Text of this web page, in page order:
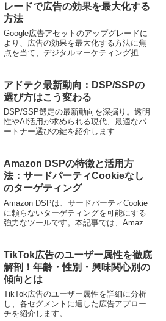
レードで広告の効果を最大化する
方法
Google広告アセットのアップグレードに
より、広告の効果を最大化する方法に焦
点を当て、デジタルマーケティング担当
アドテク最新動向：DSP/SSPの
選び方はこう変わる
DSP/SSP選定の最新動向を深掘り。透明
性やAI活用が求められる現代、最適なパ
ートナー選びの鍵を紹介します
Amazon DSPの特徴と活用方
法：サードパーティCookieなし
のターゲティング
Amazon DSPは、サードパーティCookie
に頼らないターゲティングを可能にする
強力なツールです。本記事では、Amazon
TikTok広告のユーザー属性を徹底
解剖！年齢・性別・興味関心別の
傾向とは
TikTok広告のユーザー属性を詳細に分析
し、各セグメントに適した広告アプロー
チを紹介します。